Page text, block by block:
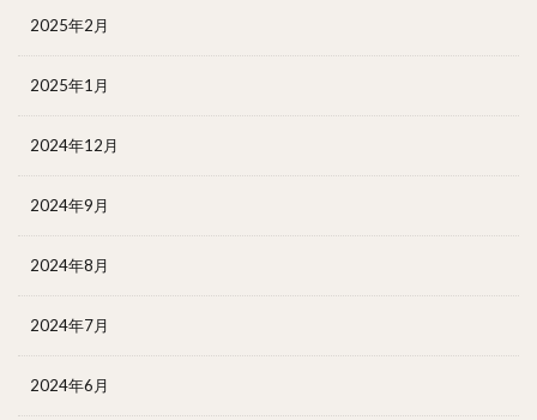
2025年2月
2025年1月
2024年12月
2024年9月
2024年8月
2024年7月
2024年6月